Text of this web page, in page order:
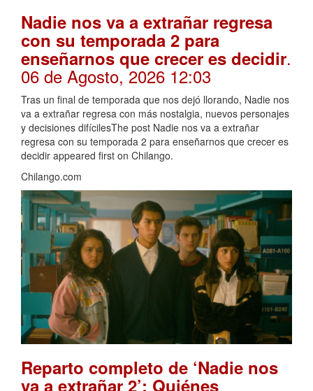
Nadie nos va a extrañar regresa
con su temporada 2 para
enseñarnos que crecer es decidir.
06 de Agosto, 2026 12:03
Tras un final de temporada que nos dejó llorando, Nadie nos
va a extrañar regresa con más nostalgia, nuevos personajes
y decisiones difícilesThe post Nadie nos va a extrañar
regresa con su temporada 2 para enseñarnos que crecer es
decidir appeared first on Chilango.
Chilango.com
Reparto completo de ‘Nadie nos
va a extrañar 2’: Quiénes